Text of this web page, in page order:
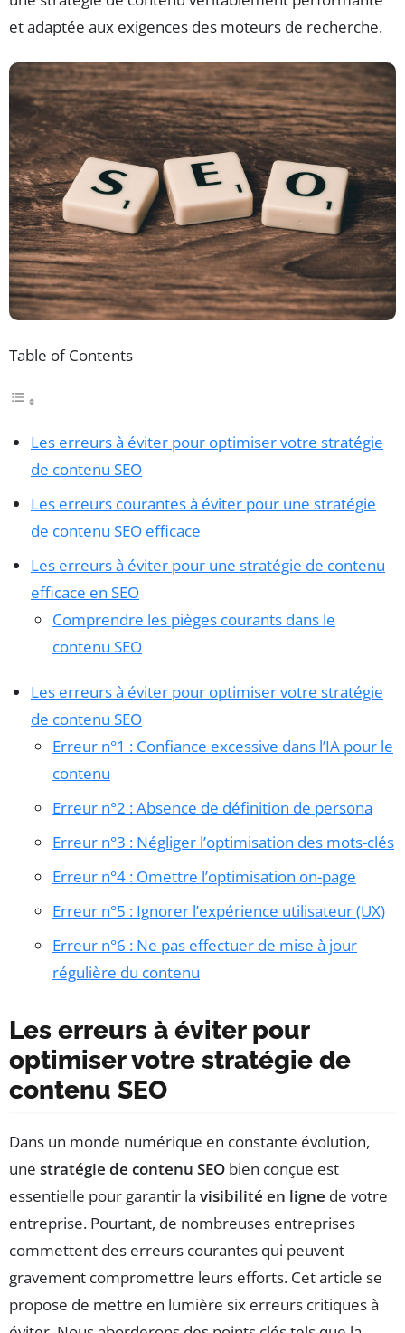
et adaptée aux exigences des moteurs de recherche.
Table of Contents
Les erreurs à éviter pour optimiser votre stratégie
de contenu SEO
Les erreurs courantes à éviter pour une stratégie
de contenu SEO efficace
Les erreurs à éviter pour une stratégie de contenu
efficace en SEO
Comprendre les pièges courants dans le
contenu SEO
Les erreurs à éviter pour optimiser votre stratégie
de contenu SEO
Erreur n°1 : Confiance excessive dans l’IA pour le
contenu
Erreur n°2 : Absence de définition de persona
Erreur n°3 : Négliger l’optimisation des mots-clés
Erreur n°4 : Omettre l’optimisation on-page
Erreur n°5 : Ignorer l’expérience utilisateur (UX)
Erreur n°6 : Ne pas effectuer de mise à jour
régulière du contenu
Les erreurs à éviter pour
optimiser votre stratégie de
contenu SEO
Dans un monde numérique en constante évolution,
une stratégie de contenu SEO bien conçue est
essentielle pour garantir la visibilité en ligne de votre
entreprise. Pourtant, de nombreuses entreprises
commettent des erreurs courantes qui peuvent
gravement compromettre leurs efforts. Cet article se
propose de mettre en lumière six erreurs critiques à